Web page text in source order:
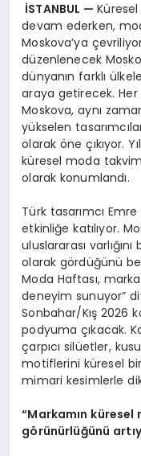
İSTANBUL —
devam ederken,
Moskova’ya
düzenlenecek
dünyanın farklı
araya getirecek. Her
Moskova, aynı
yükselen
olarak öne çıkıyor.
küresel moda
olarak konumlandı.
Türk tasarımcı
etkinliğe katılıyor.
uluslararası
olarak gördüğünü
Moda Haftası,
deneyim sunuyor”
Sonbahar/Kış 2026
podyuma çıkacak.
çarpıcı silüetler,
motiflerini küresel
mimari kesimlerle
“Markamın küresel
görünürlüğünü